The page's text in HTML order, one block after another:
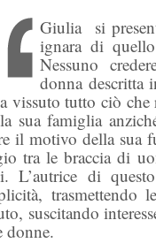
Giulia si
ignara di
Nessuno
donna descritta
vissuto tutto ciò che
sua famiglia
il motivo della sua
tra le braccia di
L’autrice di
trasmettendo
suscitando
donne.